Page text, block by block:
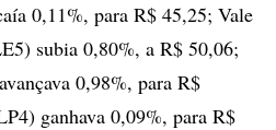
0,11%, para R$ 45,25; Vale
subia 0,80%, a R$ 50,06;
0,98%, para R$
ganhava 0,09%, para R$